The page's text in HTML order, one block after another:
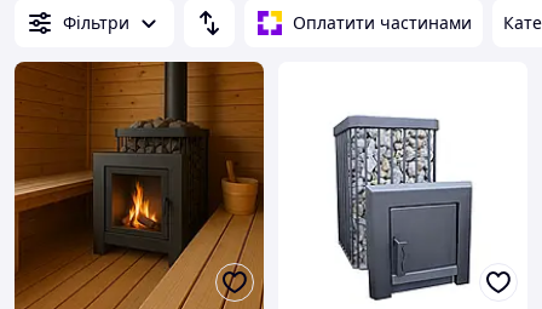
Фільтри Оплатити частинами